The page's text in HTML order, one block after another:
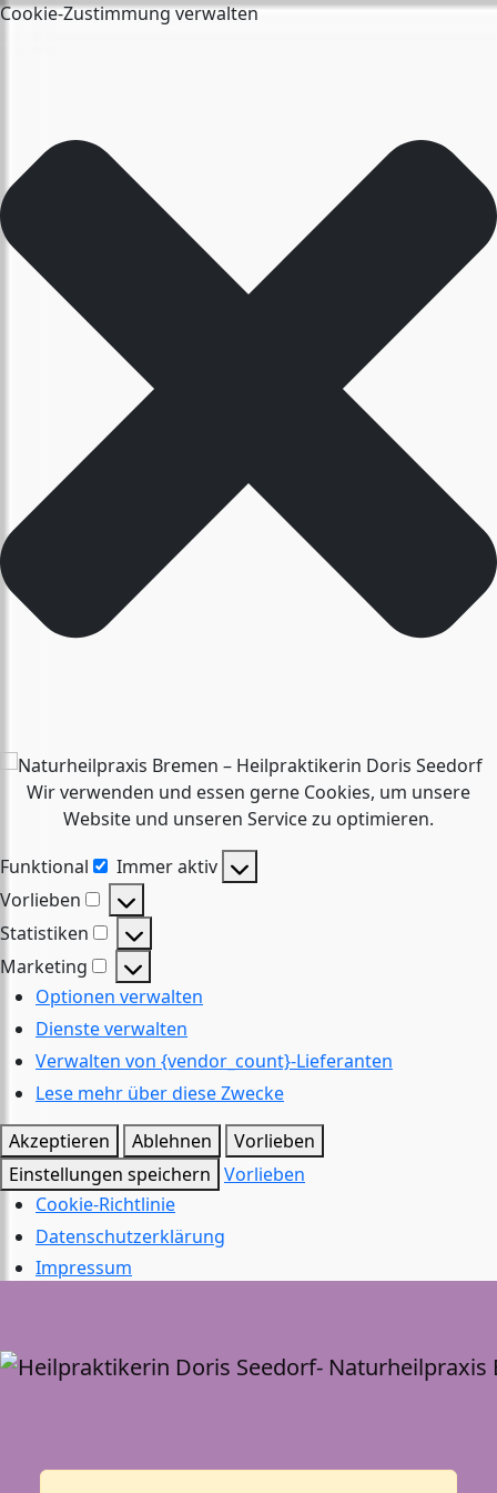
Cookie-Zustimmung verwalten
Wir verwenden und essen gerne Cookies, um unsere
Website und unseren Service zu optimieren.
Funktional
Funktional
Immer aktiv
Vorlieben
Vorlieben
Statistiken
Statistiken
Marketing
Marketing
Optionen verwalten
Dienste verwalten
Verwalten von {vendor_count}-Lieferanten
Lese mehr über diese Zwecke
Akzeptieren
Ablehnen
Vorlieben
Einstellungen speichern Vorlieben
Cookie-Richtlinie
Datenschutzerklärung
Impressum